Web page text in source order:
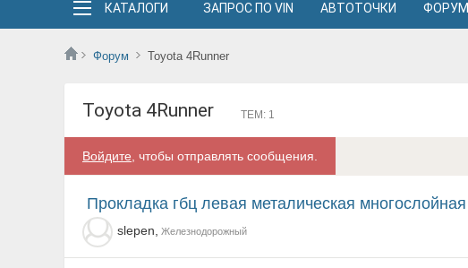
КАТАЛОГИ ЗАПРОС ПО VIN АВТОТОЧКИ ФОРУМ
Форум Toyota 4Runner
Toyota 4Runner ТЕМ: 1
Войдите , чтобы отправлять сообщения.
прокладка гбц левая металическая многослойная
slepen, Железнодорожный